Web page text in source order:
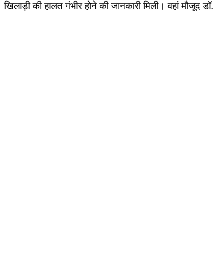
खिलाड़ी की हालत गंभीर होने की जानकारी मिली। वहां मौजूद